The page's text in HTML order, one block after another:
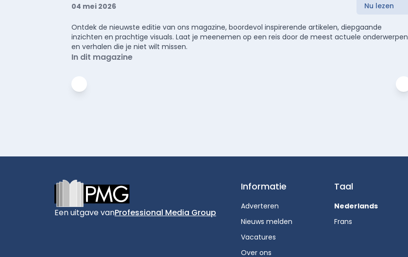
04 mei 2026 Nu lezen
Ontdek de nieuwste editie van ons magazine, boordevol inspirerende artikelen, diepgaande
inzichten en prachtige visuals. Laat je meenemen op een reis door de meest actuele onderwerpen
en verhalen die je niet wilt missen.
In dit magazine
Een uitgave vanProfessional Media Group
Informatie
Adverteren
Nieuws melden
Vacatures
Over ons
Taal
Nederlands
Frans